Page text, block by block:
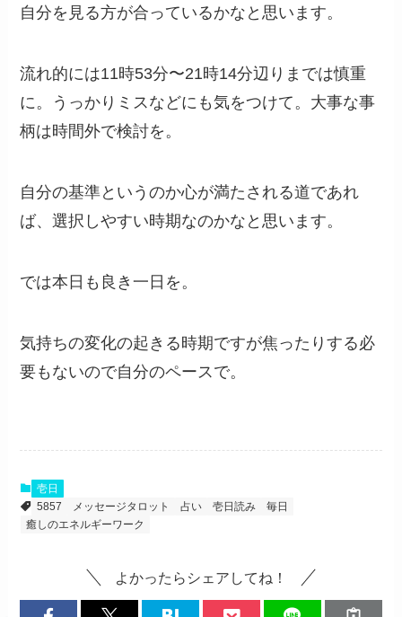
自分を見る方が合っているかなと思います。
流れ的には11時53分〜21時14分辺りまでは慎重
に。うっかりミスなどにも気をつけて。大事な事
柄は時間外で検討を。
自分の基準というのか心が満たされる道であれ
ば、選択しやすい時期なのかなと思います。
では本日も良き一日を。
気持ちの変化の起きる時期ですが焦ったりする必
要もないので自分のペースで。
壱日
5857
メッセージタロット 占い 壱日読み
毎日
癒しのエネルギーワーク
よかったらシェアしてね！